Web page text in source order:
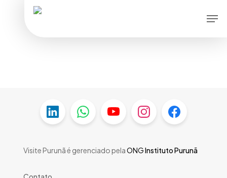
Visite Purunã é gerenciado pelaONGInstituto Purunã